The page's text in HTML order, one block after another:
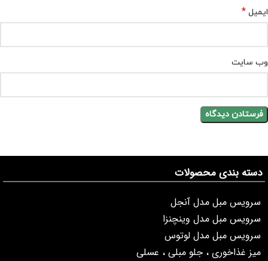
ایمیل *
وب‌ سایت
دسته بندی محصولات
سرویس مبل مدل آنجل
سرویس مبل مدل وینچنزا
سرویس مبل مدل لوتوس
میز غذاخوری ، جلو مبلی ، عسلی